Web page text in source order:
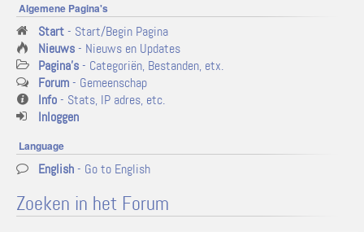
Algemene Pagina's
Start- Start/Begin Pagina
Nieuws- Nieuws en Updates
Pagina's- Categoriën, Bestanden, etx.
Forum- Gemeenschap
Info- Stats, IP adres, etc.
Inloggen
Language
English- Go to English
Zoeken in het Forum